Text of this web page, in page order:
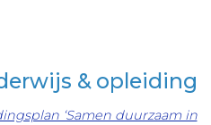
& opleiding
‘Samen duurzaam in